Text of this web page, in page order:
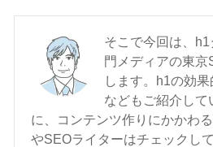
そこで今回は、
門メディアの東京
します。h1の効
などもご紹介して
に、コンテンツ作りにかかわ
やSEOライターはチェックし